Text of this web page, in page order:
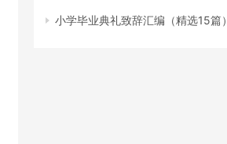
小学毕业典礼致辞汇编（精选15篇）